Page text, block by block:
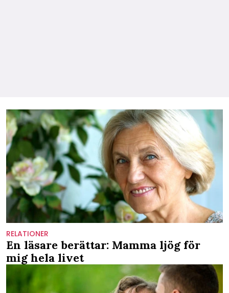
RELATIONER
En läsare berättar: Mamma ljög för
mig hela livet